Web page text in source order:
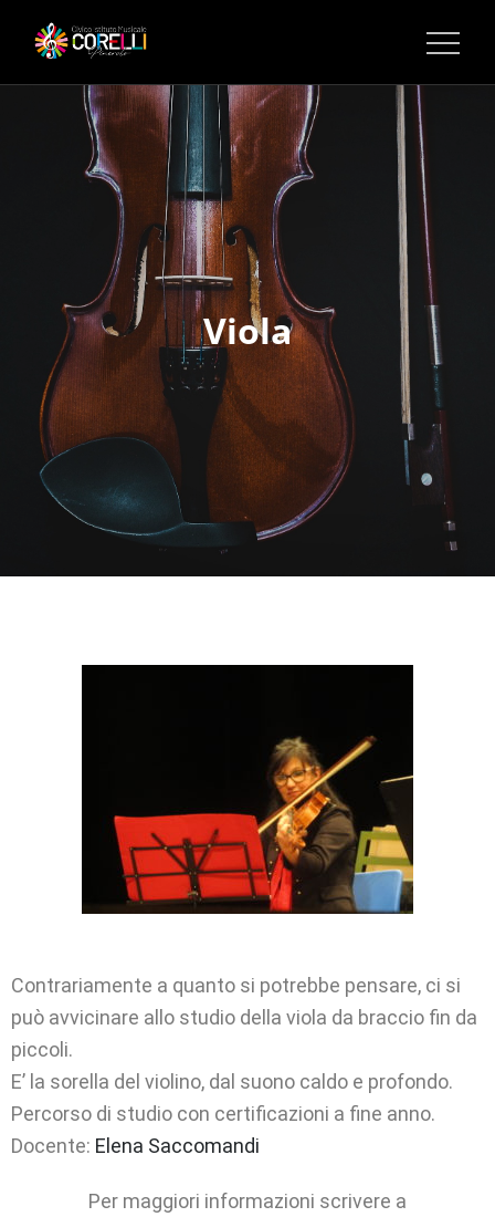
Viola
Contrariamente a quanto si potrebbe pensare, ci si
può avvicinare allo studio della viola da braccio fin da
piccoli.
E’ la sorella del violino, dal suono caldo e profondo.
Percorso di studio con certificazioni a fine anno.
Docente: Elena Saccomandi
Per maggiori informazioni scrivere a